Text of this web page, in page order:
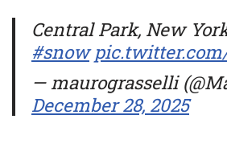
Central Park, New
#snow
— maurograsselli
December 28, 2025